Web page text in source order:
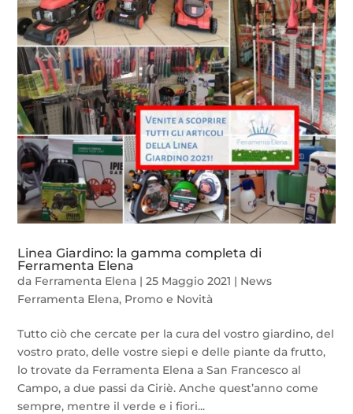
Linea Giardino: la gamma completa di
Ferramenta Elena
da Ferramenta Elena |25 Maggio 2021 | News
Ferramenta Elena, Promo e Novità
Tutto ciò che cercate per la cura del vostro giardino, del
vostro prato, delle vostre siepi e delle piante da frutto,
lo trovate da Ferramenta Elena a San Francesco al
Campo, a due passi da Ciriè. Anche quest’anno come
sempre, mentre il verde e i fiori...